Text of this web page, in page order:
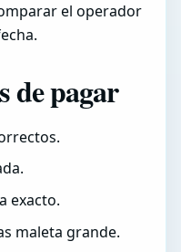
el operador
de pagar
exacto.
maleta grande.